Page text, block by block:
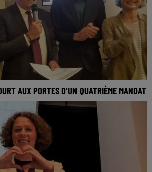
AUX PORTES D’UN QUATRIÈME MANDAT